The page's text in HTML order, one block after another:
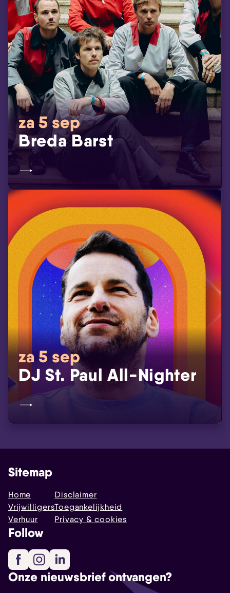
za 5 sep
Breda Barst
za 5 sep
DJ St. Paul All-Nighter
Sitemap
Home
Vrijwilligers
Verhuur
Disclaimer
Toegankelijkheid
Privacy & cookies
Follow
FacebookInstagram
Onze nieuwsbrief ontvangen?